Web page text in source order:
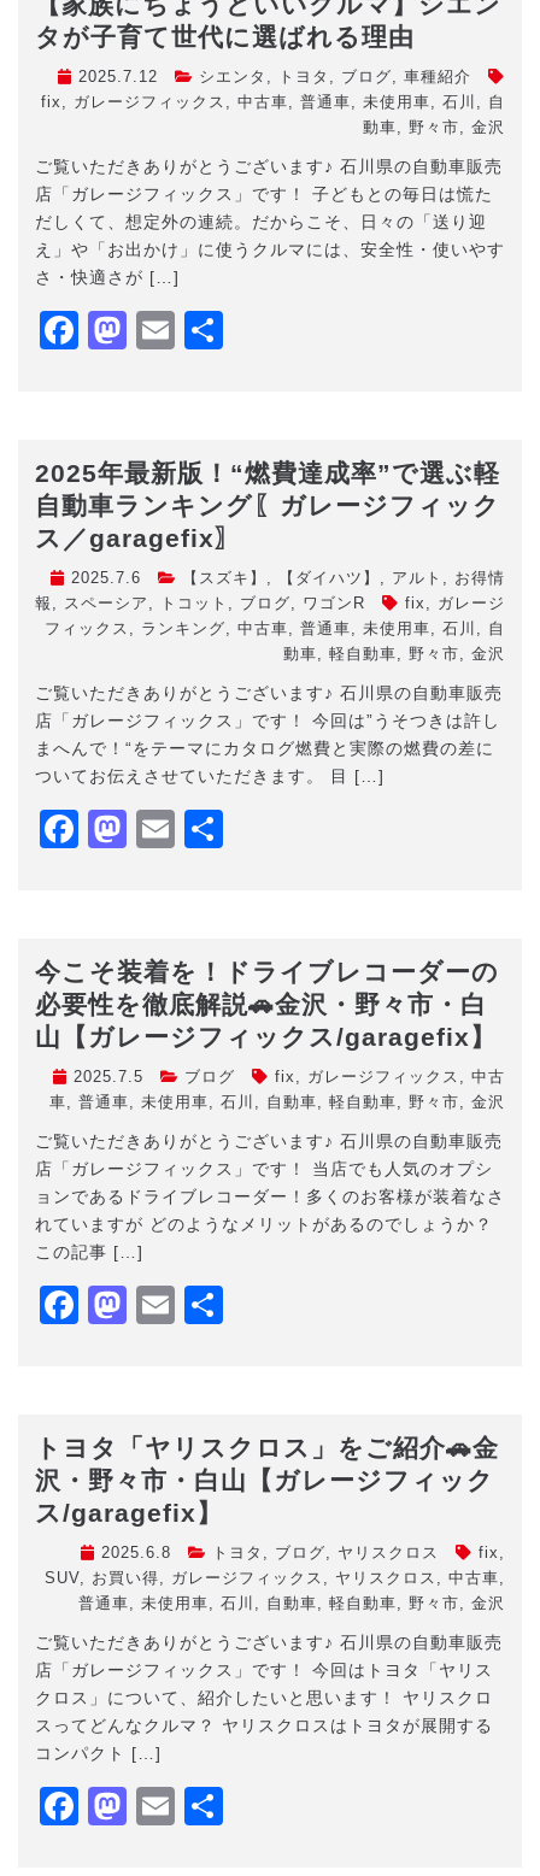
タが子育て世代に選ばれる理由
2025.7.12 シエンタ , トヨタ , ブログ, 車種紹介
fix , ガレージフィックス , 中古車, 普通車, 未使用車, 石川 , 自
動車, 野々市, 金沢
ご覧いただきありがとうございます♪ 石川県の自動車販売
店「ガレージフィックス」です！ 子どもとの毎日は慌た
だしくて、想定外の連続。だからこそ、日々の「送り迎
え」や「お出かけ」に使うクルマには、安全性・使いやす
さ・快適さが […]
Facebook
Mastodon
Email
2025年最新版！“燃費達成率”で選ぶ軽
自動車ランキング〖ガレージフィック
ス／garagefix〗
2025.7.6 【スズキ】 , 【ダイハツ】 , アルト , お得情
報 , スペーシア , トコット , ブログ, ワゴンR fix , ガレージ
フィックス , ランキング, 中古車, 普通車, 未使用車, 石川 , 自
動車, 軽自動車, 野々市, 金沢
ご覧いただきありがとうございます♪ 石川県の自動車販売
店「ガレージフィックス」です！ 今回は”うそつきは許し
まへんで！“をテーマにカタログ燃費と実際の燃費の差に
ついてお伝えさせていただきます。 目 […]
Facebook
Mastodon
Email
今こそ装着を！ドライブレコーダーの
必要性を徹底解説🚗金沢・野々市・白
山【ガレージフィックス/garagefix】
2025.7.5 ブログ fix , ガレージフィックス , 中古
車, 普通車, 未使用車, 石川 , 自動車, 軽自動車, 野々市, 金沢
ご覧いただきありがとうございます♪ 石川県の自動車販売
店「ガレージフィックス」です！ 当店でも人気のオプシ
ョンであるドライブレコーダー！多くのお客様が装着なさ
れていますが どのようなメリットがあるのでしょうか？
この記事 […]
Facebook
Mastodon
Email
トヨタ「ヤリスクロス」をご紹介🚗金
沢・野々市・白山【ガレージフィック
ス/garagefix】
2025.6.8 トヨタ , ブログ, ヤリスクロス fix ,
SUV, お買い得, ガレージフィックス , ヤリスクロス , 中古車,
普通車, 未使用車, 石川 , 自動車, 軽自動車, 野々市, 金沢
ご覧いただきありがとうございます♪ 石川県の自動車販売
店「ガレージフィックス」です！ 今回はトヨタ「ヤリス
クロス」について、紹介したいと思います！ ヤリスクロ
スってどんなクルマ？ ヤリスクロスはトヨタが展開する
コンパクト […]
Facebook
Mastodon
Email